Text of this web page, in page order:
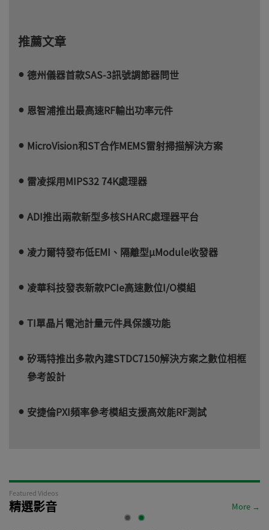
推薦文章
德州儀器首款SAS-3訊號調節器問世
恩智浦推出最高速RF輸出功率元件
MicroVision和ST合作MEMS雷射掃描解決方案
雷凌採用MIPS32 74K處理器
ADI推出兩款新型多核SHARC處理器平台
凌力爾特發布低EMI、隔離型µModule收發器
凌華科技發表新款PCIe高速數位I/O模組
TI單晶片電池計量元件具保護功能
矽瑪特推出多款內建STDC7150解決方案之數位相框
參考設計
安捷倫PXI頻率參考模組支援高效能RF測試
Featured Videos
精選影音 More →